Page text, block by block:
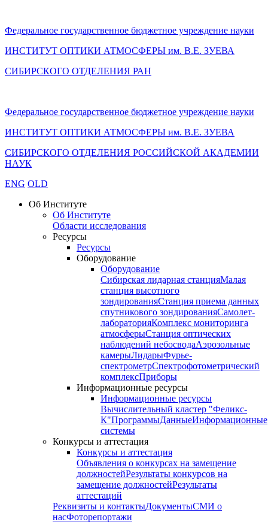
Федеральное государственное бюджетное учреждение науки
ИНСТИТУТ ОПТИКИ АТМОСФЕРЫ им. В.Е. ЗУЕВА
СИБИРСКОГО ОТДЕЛЕНИЯ РАН
Федеральное государственное бюджетное учреждение науки
ИНСТИТУТ ОПТИКИ АТМОСФЕРЫ им. В.Е. ЗУЕВА
СИБИРСКОГО ОТДЕЛЕНИЯ РОССИЙСКОЙ АКАДЕМИИ
НАУК
ENG OLD
Об Институте
Об Институте
Области исследования
Ресурсы
Ресурсы
Оборудование
Оборудование
Сибирская лидарная станцияМалая
станция высотного
зондированияСтанция приема данных
спутникового зондированияСамолет-
лабораторияКомплекс мониторинга
атмосферыСтанция оптических
наблюдений небосводаАэрозольные
камерыЛидарыФурье-
спектрометрСпектрофотометрический
комплексПриборы
Информационные ресурсы
Информационные ресурсы
Вычислительный кластер "Феликс-
К"ПрограммыДанныеИнформационные
системы
Конкурсы и аттестация
Конкурсы и аттестация
Объявления о конкурсах на замещение
должностейРезультаты конкурсов на
замещение должностейРезультаты
аттестаций
Реквизиты и контактыДокументыСМИ о
насФоторепортажи